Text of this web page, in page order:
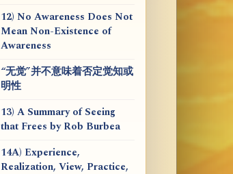
12) No Awareness Does Not
Mean Non-Existence of
Awareness
“无觉”并不意味着否定觉知或
明性
13) A Summary of Seeing
that Frees by Rob Burbea
14A) Experience,
Realization, View, Practice,